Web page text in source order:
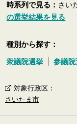
時系列で見る： さい
の選挙結果を見る
種別から探す：
衆議院選挙 参議
対象行政区 ：
さいたま市